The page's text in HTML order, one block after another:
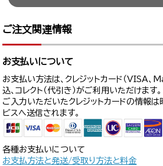
ご注文関連情報
お支払いについて
お支払い方法は、クレジットカード（VISA、
込、コレクト（代引き）がご利用いただけます。
ご入力いただいたクレジットカードの情報
ビスへ送信されます。
各種お支払いについて
お支払方法と発送/受取り方法と料金